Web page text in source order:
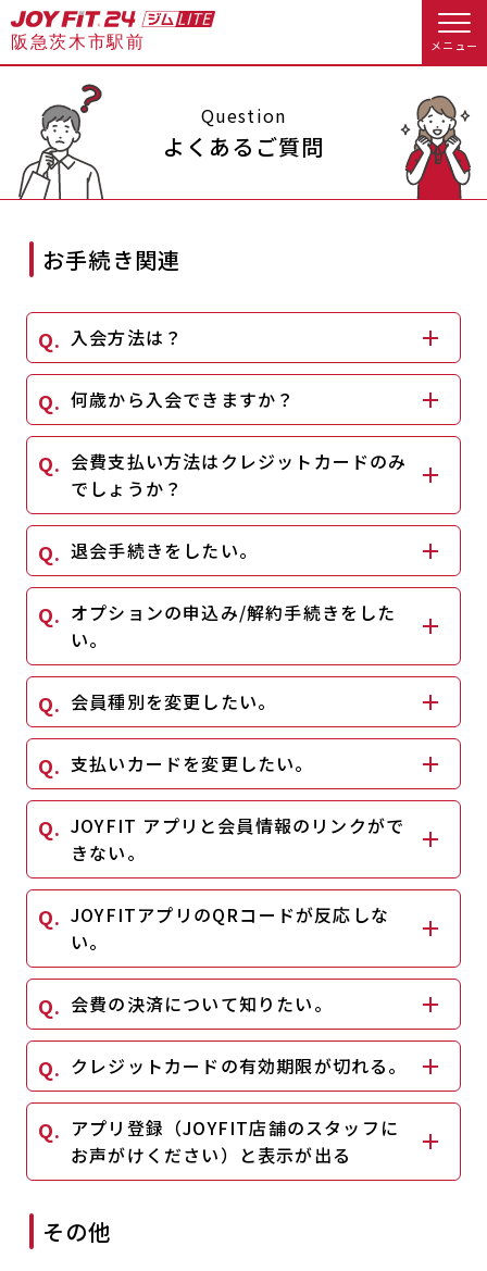
阪急茨木市駅前 メニュー
店舗トップ
オプション料金
店舗情報・サービス よくあるご質問
店舗へのお問い合わせ
入会するトップ
Appで入会手続き料金・サービス等詳しく見る
入会を悩まれている方へトップ
キャンペーン 料金のご案内
アクセス
見学・体験 入会方法
よくあるご質問 店舗へのお問い合わせ
JOYFIT総合トップ
JOYFIT24
JOYFIT+
Question
よくあるご質問
お手続き関連
入会方法は？
何歳から入会できますか？
会費支払い方法はクレジットカードのみ
でしょうか？
退会手続きをしたい。
オプションの申込み/解約手続きをした
い。
会員種別を変更したい。
支払いカードを変更したい。
JOYFIT アプリと会員情報のリンクがで
きない。
JOYFITアプリのQRコードが反応しな
い。
会費の決済について知りたい。
クレジットカードの有効期限が切れる。
アプリ登録（JOYFIT店舗のスタッフに
お声がけください）と表示が出る
その他